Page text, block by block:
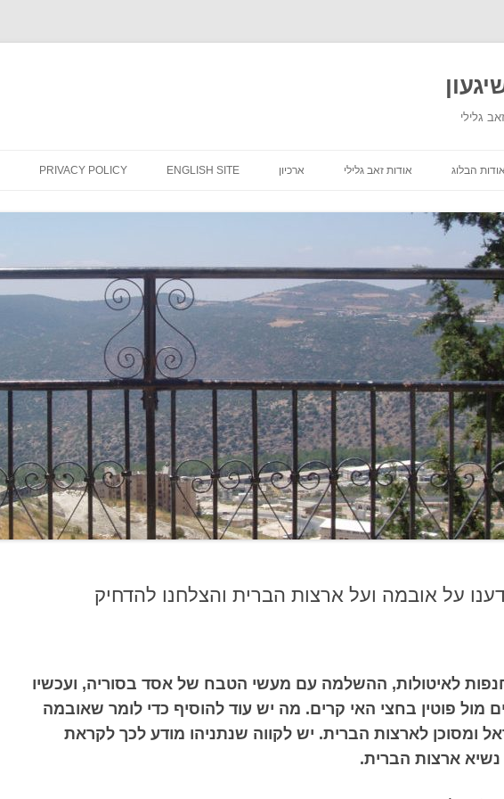
גלילי
אודות הבלוג אודות זאב גלילי ארכיון ENGLISH SITE
PRIVACY POLICY
על אובמה ועל ארצות הברית והצלחנו להדחיק
לאיטולות, ההשלמה עם מעשי הטבח של אסד בסוריה, ועכשיו
מול פוטין בחצי האי קרים. מה יש עוד להוסיף כדי לומר שאובמה
ומסוכן לארצות הברית. יש לקווה שנתניהו מודע לכך לקראת
ארצות הברית.